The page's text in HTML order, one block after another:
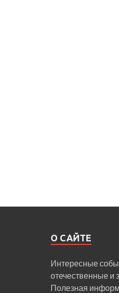
О САЙТЕ
Интересные
отечественные и
Полезная